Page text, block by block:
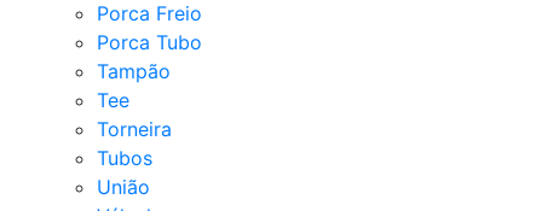
Porca Freio
Porca Tubo
Tampão
Tee
Torneira
Tubos
União